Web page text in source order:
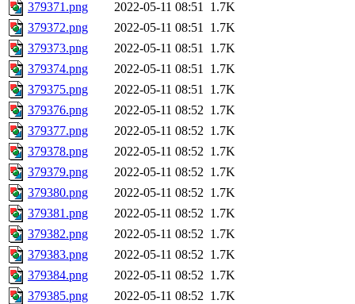
379371.png
2022-05-11 08:51 1.7K
379372.png
2022-05-11 08:51 1.7K
379373.png
2022-05-11 08:51 1.7K
379374.png
2022-05-11 08:51 1.7K
379375.png
2022-05-11 08:51 1.7K
379376.png
2022-05-11 08:52 1.7K
379377.png
2022-05-11 08:52 1.7K
379378.png
2022-05-11 08:52 1.7K
379379.png
2022-05-11 08:52 1.7K
379380.png
2022-05-11 08:52 1.7K
379381.png
2022-05-11 08:52 1.7K
379382.png
2022-05-11 08:52 1.7K
379383.png
2022-05-11 08:52 1.7K
379384.png
2022-05-11 08:52 1.7K
379385.png
2022-05-11 08:52 1.7K